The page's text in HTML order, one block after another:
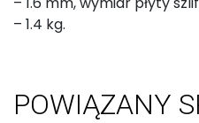
– 1.4 kg.
POWIĄZANY